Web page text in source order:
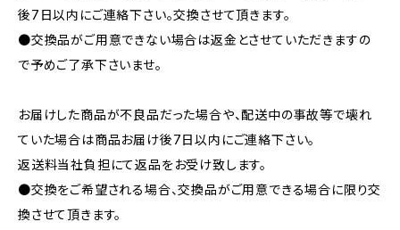
後7日以内にご連絡下さい。交換させて頂きます。
●交換品がご用意できない場合は返金とさせていただきますの
で予めご了承下さいませ。
お届けした商品が不良品だった場合や、配送中の事故等で壊れ
ていた場合は商品お届け後7日以内にご連絡下さい。
返送料当社負担にて返品をお受け致します。
●交換をご希望される場合、交換品がご用意できる場合に限り交
換させて頂きます。